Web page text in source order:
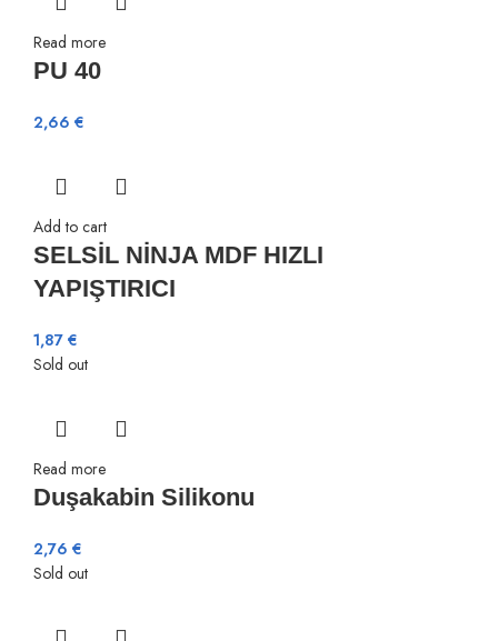
Read more
PU 40
2,66 €
Add to cart
SELSİL NİNJA MDF HIZLI
YAPIŞTIRICI
1,87 €
Sold out
Read more
Duşakabin Silikonu
2,76 €
Sold out